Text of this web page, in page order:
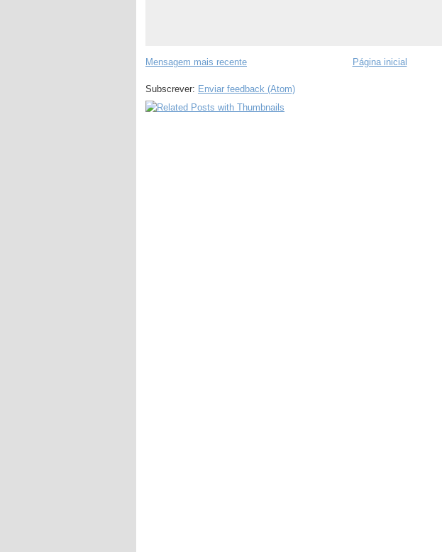
Mensagem mais recente Página inicial
Subscrever: Enviar feedback (Atom)